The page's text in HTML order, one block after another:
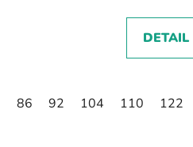
DETAIL
86 92 104 110 122